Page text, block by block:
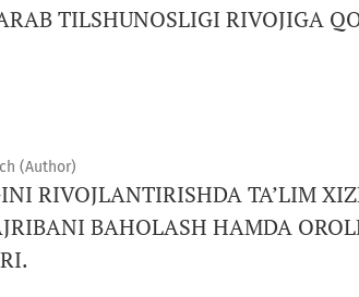
TILSHUNOSLIGI RIVOJIGA
(Author)
RIVOJLANTIRISHDA TA’LIM
BAHOLASH HAMDA